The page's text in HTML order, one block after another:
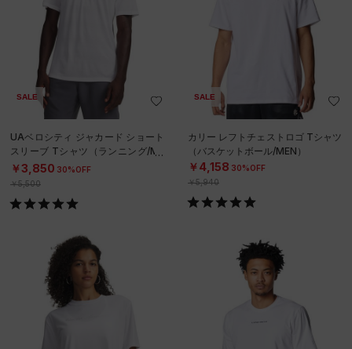
SALE
UAベロシティ ジャカード ショート
スリーブ Tシャツ（ランニング/ME
N）
￥3,850 30%OFF
￥5,500
SALE
カリー レフトチェストロゴ Tシャツ
（バスケットボール/MEN）
￥4,158 30%OFF
￥5,940